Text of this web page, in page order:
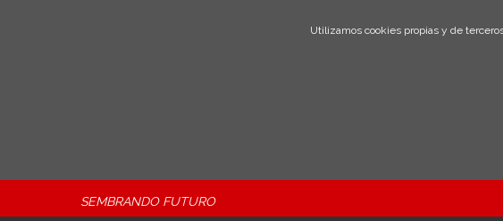
Utilizamos cookies propias y de
SEMBRANDO FUTURO